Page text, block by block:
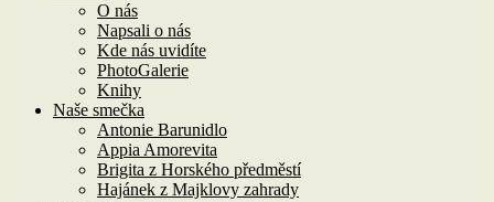
O nás
Napsali o nás
Kde nás uvidíte
PhotoGalerie
Knihy
Naše smečka
Antonie Barunidlo
Appia Amorevita
Brigita z Horského předměstí
Hajánek z Majklovy zahrady